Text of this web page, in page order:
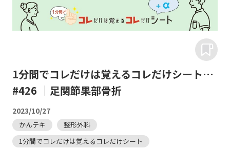
1分間でコレだけは覚えるコレだけシート…
#426 ｜足関節果部骨折
2023/10/27
かんテキ
整形外科
1分間でコレだけは覚えるコレだけシート